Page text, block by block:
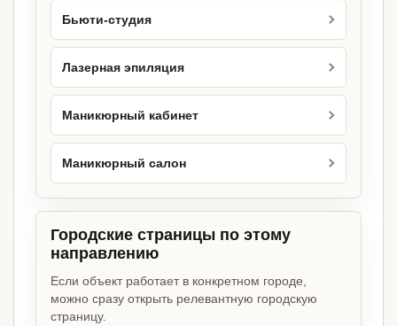
Бьюти-студия
Лазерная эпиляция
Маникюрный кабинет
Маникюрный салон
Городские страницы по этому
направлению
Если объект работает в конкретном городе,
можно сразу открыть релевантную городскую
страницу.